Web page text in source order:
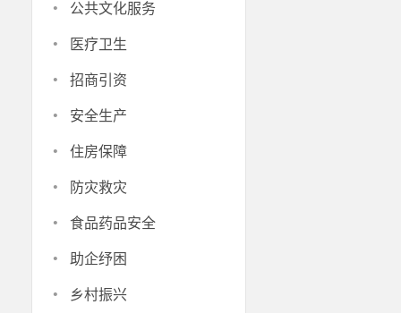
· 公共文化服务
· 医疗卫生
· 招商引资
· 安全生产
· 住房保障
· 防灾救灾
· 食品药品安全
· 助企纾困
· 乡村振兴